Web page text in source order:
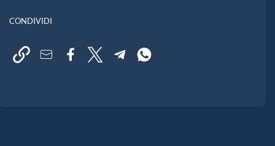
CONDIVIDI